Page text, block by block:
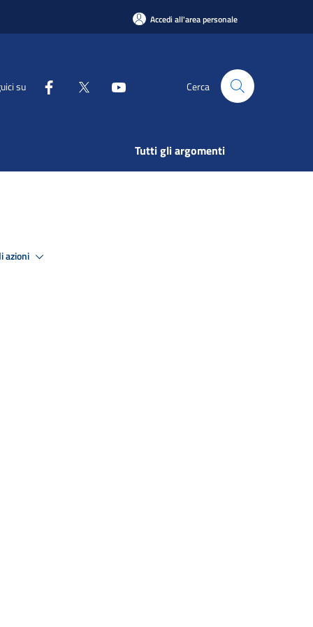
Accedi all'area personale
su Cerca
Tutti gli argomenti
azioni